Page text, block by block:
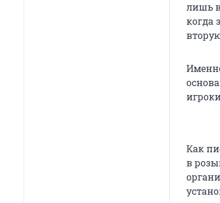
лишь в
когда
Как
в